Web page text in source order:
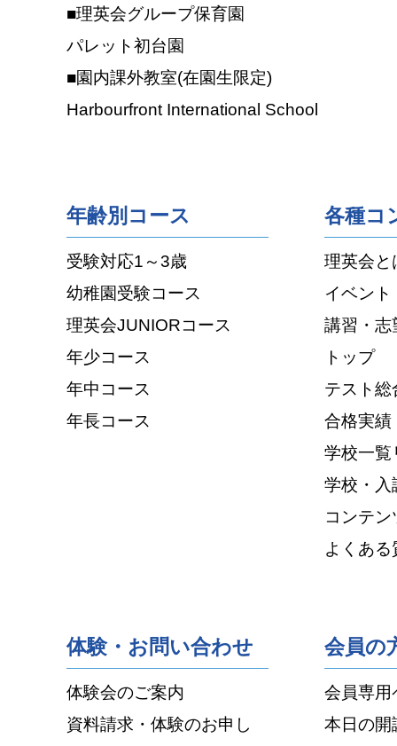
■理英会グループ保育園
パレット初台園
■園内課外教室(在園生限定)
Harbourfront International School
年齢別コース
受験対応1～3歳
幼稚園受験コース
理英会JUNIORコース
年少コース
年中コース
年長コース
各種コ
理英会と
イベント
講習・志
トップ
テスト総
合格実績
学校一覧
学校・入
コンテン
よくある
体験・お問い合わせ
体験会のご案内
資料請求・体験のお申し
会員の
会員専用
本日の開